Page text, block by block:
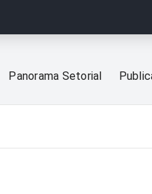
Panorama Setorial